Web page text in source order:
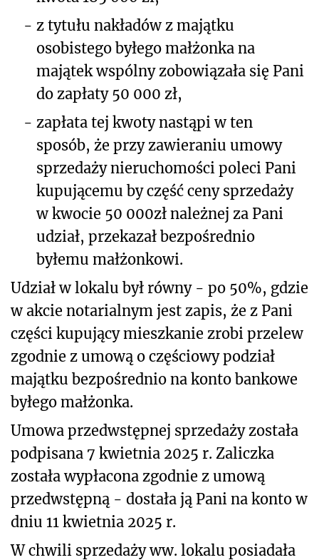
- z tytułu nakładów z majątku
osobistego byłego małżonka na
majątek wspólny zobowiązała się Pani
do zapłaty 50 000 zł,
- zapłata tej kwoty nastąpi w ten
sposób, że przy zawieraniu umowy
sprzedaży nieruchomości poleci Pani
kupującemu by część ceny sprzedaży
w kwocie 50 000zł należnej za Pani
udział, przekazał bezpośrednio
byłemu małżonkowi.
Udział w lokalu był równy - po 50%, gdzie
w akcie notarialnym jest zapis, że z Pani
części kupujący mieszkanie zrobi przelew
zgodnie z umową o częściowy podział
majątku bezpośrednio na konto bankowe
byłego małżonka.
Umowa przedwstępnej sprzedaży została
podpisana 7 kwietnia 2025 r. Zaliczka
została wypłacona zgodnie z umową
przedwstępną - dostała ją Pani na konto w
dniu 11 kwietnia 2025 r.
W chwili sprzedaży ww. lokalu posiadała